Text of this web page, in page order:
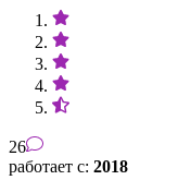
26
работает с: 2018